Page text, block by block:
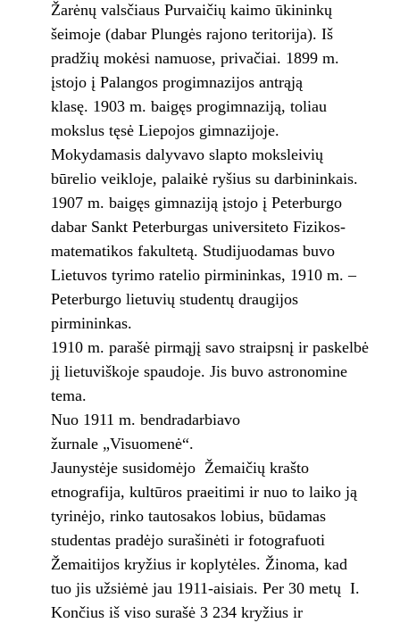
Žarėnų valsčiaus Purvaičių kaimo ūkininkų
šeimoje (dabar Plungės rajono teritorija). Iš
pradžių mokėsi namuose, privačiai. 1899 m.
įstojo į Palangos progimnazijos antrąją
klasę. 1903 m. baigęs progimnaziją, toliau
mokslus tęsė Liepojos gimnazijoje.
Mokydamasis dalyvavo slapto moksleivių
būrelio veikloje, palaikė ryšius su darbininkais.
1907 m. baigęs gimnaziją įstojo į Peterburgo
dabar Sankt Peterburgas universiteto Fizikos-
matematikos fakultetą. Studijuodamas buvo
Lietuvos tyrimo ratelio pirmininkas, 1910 m. –
Peterburgo lietuvių studentų draugijos
pirmininkas.
1910 m. parašė pirmąjį savo straipsnį ir paskelbė
jį lietuviškoje spaudoje. Jis buvo astronomine
tema.
Nuo 1911 m. bendradarbiavo
žurnale „Visuomenė“.
Jaunystėje susidomėjo Žemaičių krašto
etnografija, kultūros praeitimi ir nuo to laiko ją
tyrinėjo, rinko tautosakos lobius, būdamas
studentas pradėjo surašinėti ir fotografuoti
Žemaitijos kryžius ir koplytėles. Žinoma, kad
tuo jis užsiėmė jau 1911-aisiais. Per 30 metų I.
Končius iš viso surašė 3 234 kryžius ir